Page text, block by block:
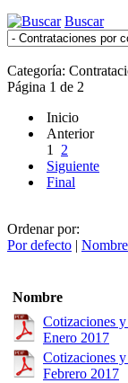
Buscar
Categoría:
Página 1 de 2
Inicio
Anterior
1 2
Siguiente
Final
Ordenar por:
Por defecto | Nombre
Nombre
Cotizaciones
Enero 2017
Cotizaciones
Febrero 2017